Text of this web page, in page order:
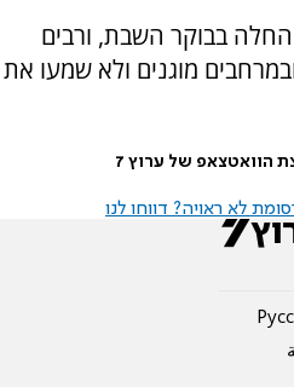
בבוקר השבת, ורבים
מוגנים ולא שמעו את
הוואטצאפ של ערוץ 7
לא ראויה? דווחו לנו